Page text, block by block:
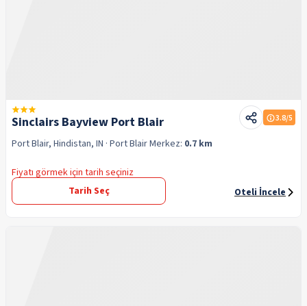
Sinclairs Bayview Port Blair 3.8/5
Port Blair, Hindistan, IN · Port BlairMerkez: 0.7 km
Fiyatı görmek için tarih seçiniz
Tarih Seç
Oteli İncele